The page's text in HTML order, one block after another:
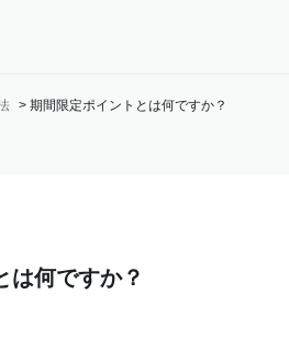
> 期間限定ポイントとは何ですか？
は何ですか？